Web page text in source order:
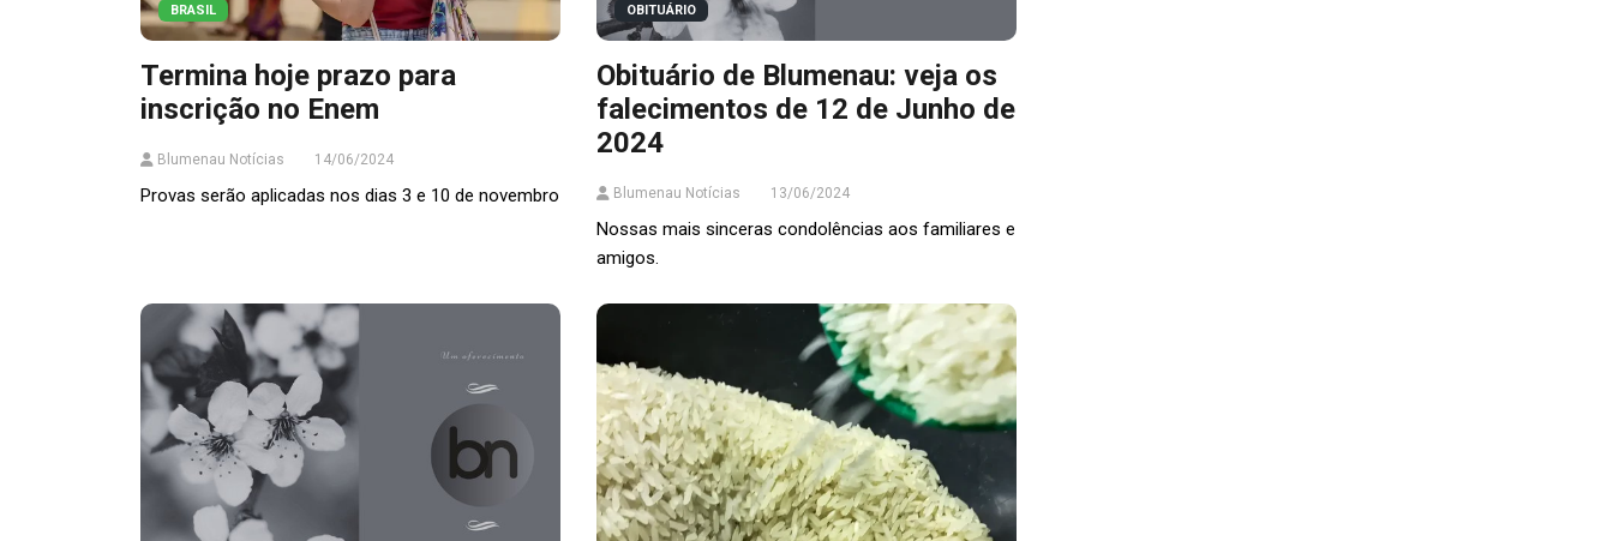
BRASIL
Termina hoje prazo para
inscrição no Enem
Blumenau Notícias 14/06/2024
Provas serão aplicadas nos dias 3 e 10 de novembro
OBITUÁRIO
Obituário de Blumenau: veja os
falecimentos de 12 de Junho de
2024
Blumenau Notícias 13/06/2024
Nossas mais sinceras condolências aos familiares e
amigos.